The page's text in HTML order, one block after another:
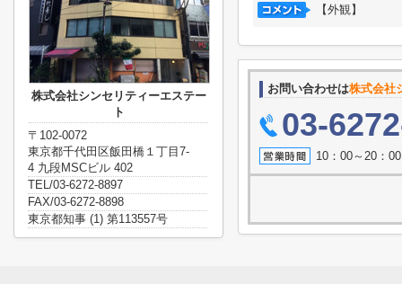
【外観】
お問い合わせは株式会社
03-
10：00～20：
株式会社シンセリティーエステー
ト
〒102-0072
東京都千代田区飯田橋１丁目7-
4 九段MSCビル 402
TEL/03-6272-8897
FAX/03-6272-8898
東京都知事 (1) 第113557号